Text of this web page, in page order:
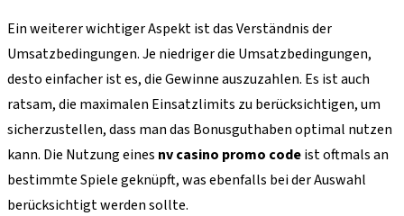
Ein weiterer wichtiger Aspekt ist das Verständnis der
Umsatzbedingungen. Je niedriger die Umsatzbedingungen,
desto einfacher ist es, die Gewinne auszuzahlen. Es ist auch
ratsam, die maximalen Einsatzlimits zu berücksichtigen, um
sicherzustellen, dass man das Bonusguthaben optimal nutzen
kann. Die Nutzung eines nv casino promo codeist oftmals an
bestimmte Spiele geknüpft, was ebenfalls bei der Auswahl
berücksichtigt werden sollte.